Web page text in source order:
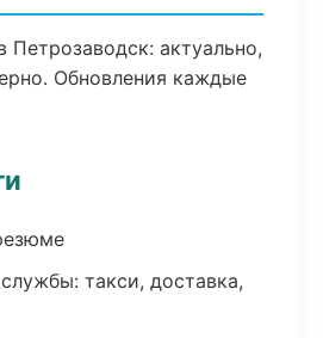
Петрозаводск: актуально,
Обновления каждые
такси, доставка,